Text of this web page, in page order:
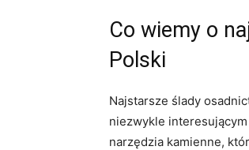
Co wiemy o
Polski
Najstarsze ślady
niezwykle
narzędzia kamienne,